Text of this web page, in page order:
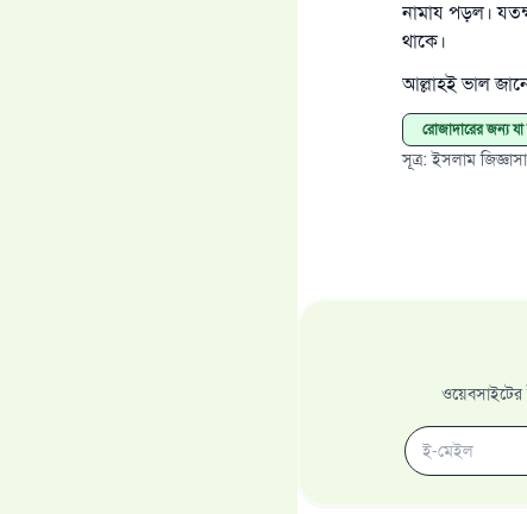
নামায পড়ল।
থাকে।
আল্লাহই ভাল
রোজাদারের জন্য
সূত্র:ইসলাম
ওয়েবসাইটের